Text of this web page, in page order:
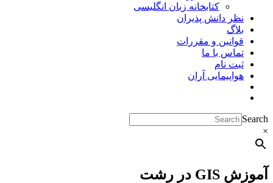
کتابخانه زبان انگلیسی
نظر دانش پذیران
بلاگ
قوانین و مقررات
تماس با ما
ثبت نام
هواپیمایی آران
Search
×
آموزش GIS در رشت